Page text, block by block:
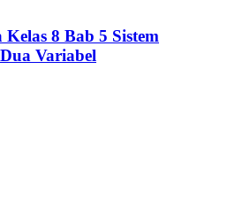
8 Bab 5 Sistem
Variabel